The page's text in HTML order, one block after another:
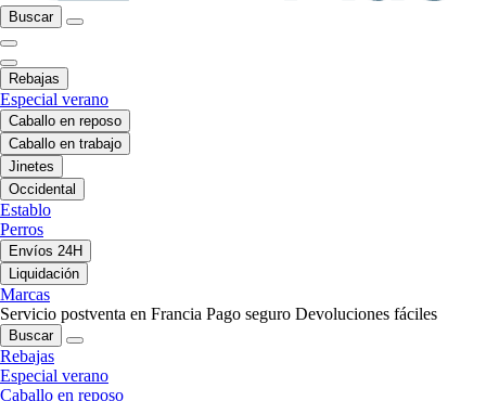
Buscar
Rebajas
Especial verano
Caballo en reposo
Caballo en trabajo
Jinetes
Occidental
Establo
Perros
Envíos 24H
Liquidación
Marcas
Servicio postventa en Francia Pago seguro Devoluciones fáciles
Buscar
Rebajas
Especial verano
Caballo en reposo